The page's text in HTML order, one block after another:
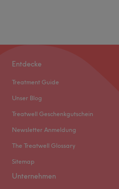
Entdecke
Treatment Guide
Unser Blog
Treatwell Geschenkgutschein
Newsletter Anmeldung
The Treatwell Glossary
Sitemap
Unternehmen